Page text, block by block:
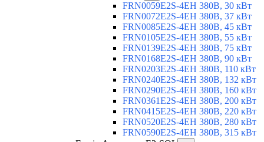
FRN0059E2S-4EH 380В, 30 кВт
FRN0072E2S-4EH 380В, 37 кВт
FRN0085E2S-4EH 380В, 45 кВт
FRN0105E2S-4EH 380В, 55 кВт
FRN0139E2S-4EH 380В, 75 кВт
FRN0168E2S-4EH 380В, 90 кВт
FRN0203E2S-4EH 380В, 110 кВт
FRN0240E2S-4EH 380В, 132 кВт
FRN0290E2S-4EH 380В, 160 кВт
FRN0361E2S-4EH 380В, 200 кВт
FRN0415E2S-4EH 380В, 220 кВт
FRN0520E2S-4EH 380В, 280 кВт
FRN0590E2S-4EH 380В, 315 кВт